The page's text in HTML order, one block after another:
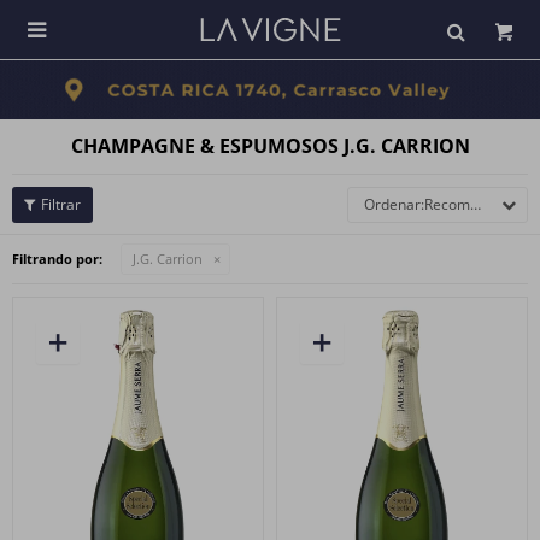

CHAMPAGNE & ESPUMOSOS J.G. CARRION
Recomendados
Filtrando por: J.G. Carrion